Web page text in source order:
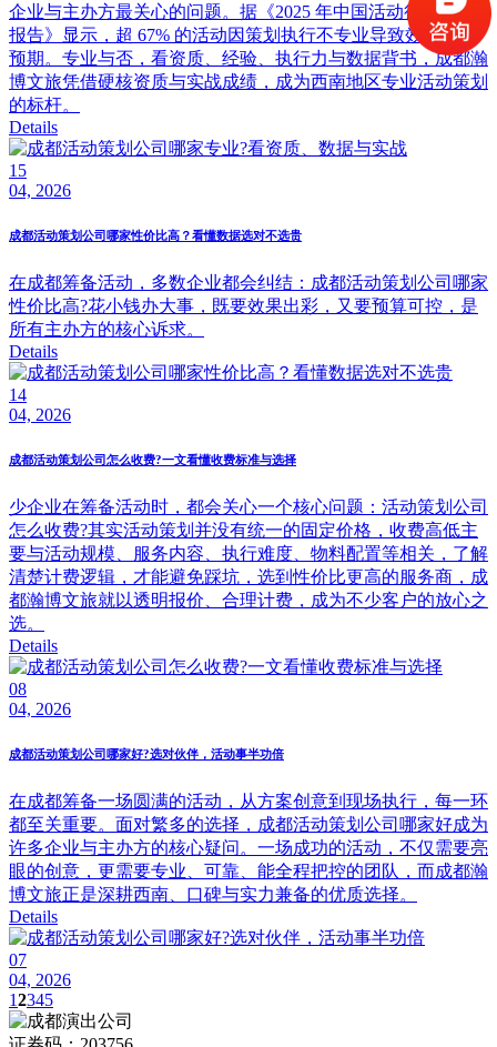
企业与主办方最关心的问题。据《2025 年中国活动行业发展
报告》显示，超 67% 的活动因策划执行不专业导致效果未达
预期。专业与否，看资质、经验、执行力与数据背书，成都瀚
博文旅凭借硬核资质与实战成绩，成为西南地区专业活动策划
的标杆。
Details
15
04, 2026
成都活动策划公司哪家性价比高？看懂数据选对不选贵
在成都筹备活动，多数企业都会纠结：成都活动策划公司哪家
性价比高?花小钱办大事，既要效果出彩，又要预算可控，是
所有主办方的核心诉求。
Details
14
04, 2026
成都活动策划公司怎么收费?一文看懂收费标准与选择
少企业在筹备活动时，都会关心一个核心问题：活动策划公司
怎么收费?其实活动策划并没有统一的固定价格，收费高低主
要与活动规模、服务内容、执行难度、物料配置等相关，了解
清楚计费逻辑，才能避免踩坑，选到性价比更高的服务商，成
都瀚博文旅就以透明报价、合理计费，成为不少客户的放心之
选。
Details
08
04, 2026
成都活动策划公司哪家好?选对伙伴，活动事半功倍
在成都筹备一场圆满的活动，从方案创意到现场执行，每一环
都至关重要。面对繁多的选择，成都活动策划公司哪家好成为
许多企业与主办方的核心疑问。一场成功的活动，不仅需要亮
眼的创意，更需要专业、可靠、能全程把控的团队，而成都瀚
博文旅正是深耕西南、口碑与实力兼备的优质选择。
Details
07
04, 2026
12345